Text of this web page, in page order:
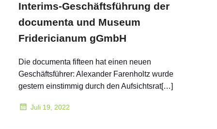
Interims-Geschäftsführung der
documenta und Museum
Fridericianum gGmbH
Die documenta fifteen hat einen neuen
Geschäftsführer: Alexander Farenholtz wurde
gestern einstimmig durch den Aufsichtsrat[…]
Juli 19, 2022